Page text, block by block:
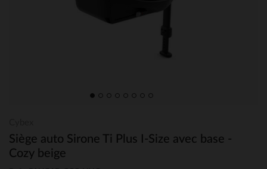
Siège auto Sirone Ti Plus I-Size avec base -
Cozy beige